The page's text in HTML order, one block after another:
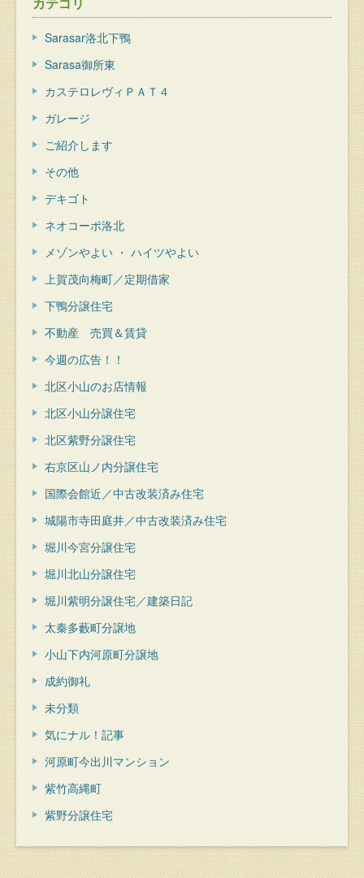
Sarasar洛北下鴨
Sarasa御所東
カステロレヴィＰＡＴ４
ガレージ
ご紹介します
その他
デキゴト
ネオコーポ洛北
メゾンやよい ・ ハイツやよい
上賀茂向梅町／定期借家
下鴨分譲住宅
不動産 売買＆賃貸
今週の広告！！
北区小山のお店情報
北区小山分譲住宅
北区紫野分譲住宅
右京区山ノ内分譲住宅
国際会館近／中古改装済み住宅
城陽市寺田庭井／中古改装済み住宅
堀川今宮分譲住宅
堀川北山分譲住宅
堀川紫明分譲住宅／建築日記
太秦多藪町分譲地
小山下内河原町分譲地
成約御礼
未分類
気にナル！記事
河原町今出川マンション
紫竹高縄町
紫野分譲住宅